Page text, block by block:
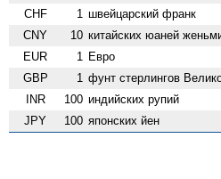
CHF 1 швейцарский франк
CNY 10 китайских юаней
EUR 1 Евро
GBP 1 фунт стерлингов
INR 100 индийских рупий
JPY 100 японских йен